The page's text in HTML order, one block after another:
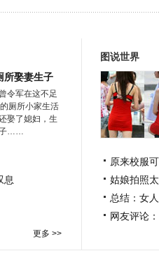
所娶妻生子
令军在这不足
厕所小家生活
娶了媳妇，生
子……
息
更多 >>
图说世界
原来校服
姑娘拍照
总结：女
网友评论